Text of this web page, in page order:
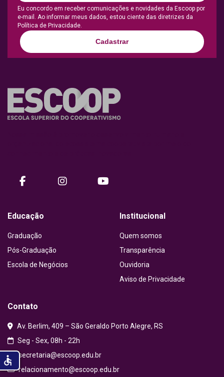
Eu concordo em receber comunicações e novidades da Escoop por
e-mail. Ao informar meus dados, estou ciente das diretrizes da
Política de Privacidade.
Cadastrar
facebookinstagram
Educação
Graduação
Pós-Graduação
Escola de Negócios
Institucional
Quem somos
Transparência
Ouvidoria
Aviso de Privacidade
Contato
Av. Berlim, 409 – São Geraldo Porto Alegre, RS
Seg - Sex, 08h - 22h
secretaria@escoop.edu.br
relacionamento@escoop.edu.br
accessible